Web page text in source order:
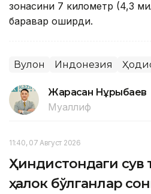
зонасини 7 километр (4,3
баравар оширди.
Вулқон Индонезия
Жарасқан Нұрыбаев
Муаллиф
11:40, 07 Август 2026
Ҳиндистондаги сув
ҳалок бўлганлар